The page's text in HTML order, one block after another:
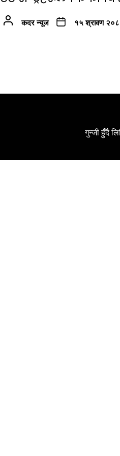
कदर न्यूज १५ श्रावण
गुन्जी हुँदै